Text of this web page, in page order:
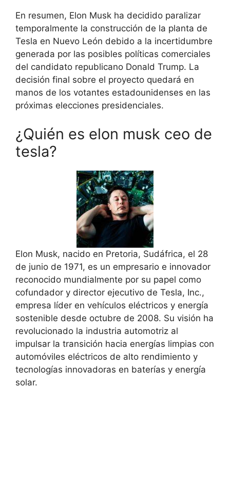
En resumen, Elon Musk ha decidido paralizar
temporalmente la construcción de la planta de
Tesla en Nuevo León debido a la incertidumbre
generada por las posibles políticas comerciales
del candidato republicano Donald Trump. La
decisión final sobre el proyecto quedará en
manos de los votantes estadounidenses en las
próximas elecciones presidenciales.
¿Quién es elon musk ceo de
tesla?
Elon Musk, nacido en Pretoria, Sudáfrica, el 28
de junio de 1971, es un empresario e innovador
reconocido mundialmente por su papel como
cofundador y director ejecutivo de Tesla, Inc.,
empresa líder en vehículos eléctricos y energía
sostenible desde octubre de 2008. Su visión ha
revolucionado la industria automotriz al
impulsar la transición hacia energías limpias con
automóviles eléctricos de alto rendimiento y
tecnologías innovadoras en baterías y energía
solar.